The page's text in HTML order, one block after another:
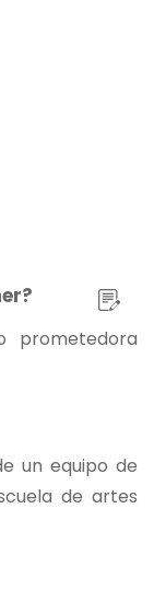
prometedora
un equipo de
de artes